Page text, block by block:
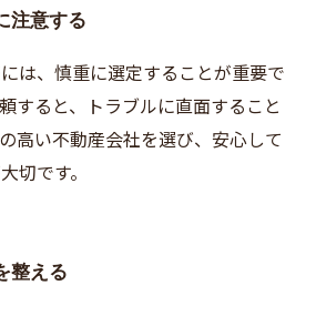
注意する
は、慎重に選定することが重要で
すると、トラブルに直面すること
高い不動産会社を選び、安心して
切です。
整える